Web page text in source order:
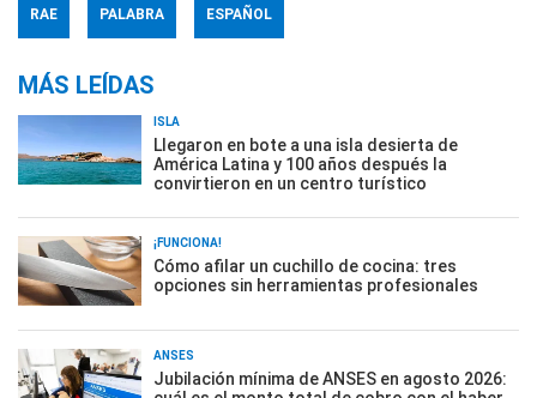
RAE PALABRA ESPAÑOL
MÁS LEÍDAS
ISLA
Llegaron en bote a una isla desierta de
América Latina y 100 años después la
convirtieron en un centro turístico
¡FUNCIONA!
Cómo afilar un cuchillo de cocina: tres
opciones sin herramientas profesionales
ANSES
Jubilación mínima de ANSES en agosto 2026: